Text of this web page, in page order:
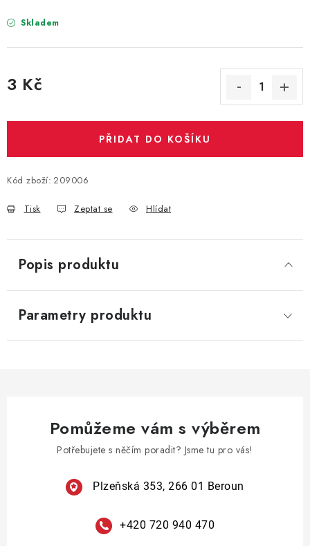
ORGANZY, STOLOVÉ ŠERPY
Kontakty
Obchodní podmínky
Podmínky ochrany osobních údajů
Skladem
3 Kč
PŘIDAT DO KOŠÍKU
Kód zboží: 209006
Tisk Zeptat se Hlídat
Popis produktu
Parametry produktu
Pomůžeme vám s výběrem
Potřebujete s něčím poradit? Jsme tu pro vás!
Plzeňská 353, 266 01 Beroun
+420 720 940 470